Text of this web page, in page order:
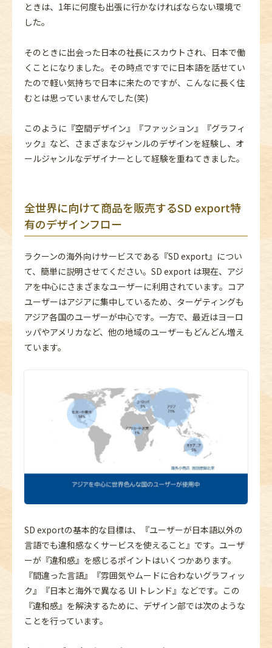
ときは、1年に何度も出張に行かなければならない環境で
した。
そのときに出会った日本の社長にスカウトされ、日本で働
くことになりました。その時点ですでに日本語を話せてい
たので軽い気持ちで日本に来たのですが、こんなに長く住
むとは思っていませんでした(笑)
このように『空間デザイン』『ファッション』『グラフィ
ック』など、さまざまなジャンルのデザインを経験し、オ
ールジャンルなデザイナーとして経験を重ねてきました。
全世界に向けて商品を販売するSD export特
有のデザインフロー
ラクーンの海外向けサービスである『SD export』につい
て、簡単に説明させてください。SD export は現在、アジ
アを中心にさまざまなユーザーに利用されています。コア
ユーザーはアジアに集中しているため、ターゲティングも
アジア各国のユーザーが中心です。一方で、最近はヨーロ
ッパやアメリカなど、他の地域のユーザーもどんどん増え
ています。
SD exportの基本的な目標は、『ユーザーが日本語以外の
言語でも違和感なくサービスを使えること』です。ユーザ
ーが『違和感』を感じるポイントはいくつかあります。
『間違った言語』『雰囲気やムードに合わないグラフィッ
ク』『日本と海外で異なる UI トレンド』などです。この
『違和感』を解決するために、デザイン部では次のような
ことを行っています。